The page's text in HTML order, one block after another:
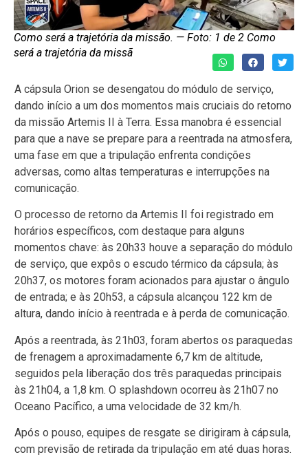
Como será a trajetória da missão. — Foto: 1 de 2 Como
será a trajetória da missã
A cápsula Orion se desengatou do módulo de serviço,
dando início a um dos momentos mais cruciais do retorno
da missão Artemis II à Terra. Essa manobra é essencial
para que a nave se prepare para a reentrada na atmosfera,
uma fase em que a tripulação enfrenta condições
adversas, como altas temperaturas e interrupções na
comunicação.
O processo de retorno da Artemis II foi registrado em
horários específicos, com destaque para alguns
momentos chave: às 20h33 houve a separação do módulo
de serviço, que expôs o escudo térmico da cápsula; às
20h37, os motores foram acionados para ajustar o ângulo
de entrada; e às 20h53, a cápsula alcançou 122 km de
altura, dando início à reentrada e à perda de comunicação.
Após a reentrada, às 21h03, foram abertos os paraquedas
de frenagem a aproximadamente 6,7 km de altitude,
seguidos pela liberação dos três paraquedas principais
às 21h04, a 1,8 km. O splashdown ocorreu às 21h07 no
Oceano Pacífico, a uma velocidade de 32 km/h.
Após o pouso, equipes de resgate se dirigiram à cápsula,
com previsão de retirada da tripulação em até duas horas.